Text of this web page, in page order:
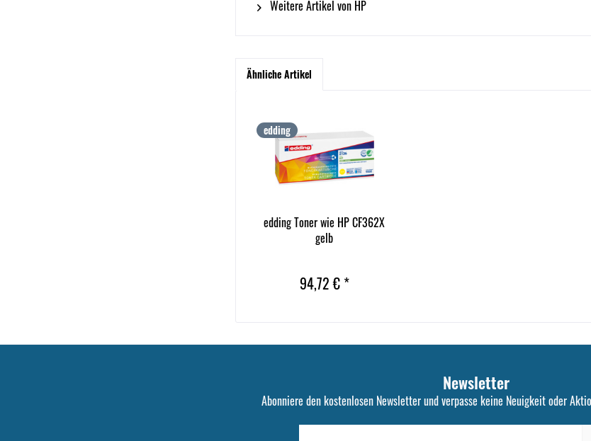
Weitere Artikel von HP
Ähnliche Artikel
edding
edding Toner wie HP CF362X
gelb
94,72 € *
Newsletter
Abonniere den kostenlosen Newsletter und verpasse keine Neuigkeit oder